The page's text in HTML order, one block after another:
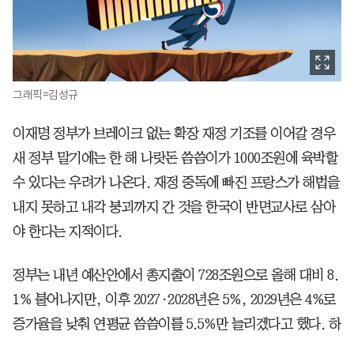
그래픽=김성규
이재명 정부가 브레이크 없는 확장 재정 기조를 이어갈 경우
새 정부 말기에는 한 해 나랏돈 씀씀이가 1000조원에 육박할
수 있다는 우려가 나온다. 재정 중독에 빠진 프랑스가 해법을
내지 못하고 내각 붕괴까지 간 것을 한국이 반면교사로 삼아
야 한다는 지적이다.
정부는 내년 예산안에서 총지출이 728조원으로 올해 대비 8.
1% 불어나지만, 이후 2027·2028년은 5%, 2029년은 4%로
증가율을 낮춰 연평균 씀씀이를 5.5%만 늘리겠다고 했다. 하